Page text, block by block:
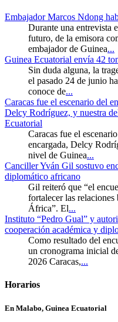
Embajador Marcos Ndong
Durante una entrevista
futuro, de la emisora
embajador de Guinea...
Guinea Ecuatorial envía 42
Sin duda alguna, la
el pasado 24 de junio
conoce de...
Caracas fue el escenario del
Delcy Rodríguez, y nuestra
Ecuatorial
Caracas fue el
encargada, Delcy
nivel de Guinea...
Canciller Yván Gil sostuvo
diplomático africano
Gil reiteró que “el
fortalecer las
África”. El...
Instituto “Pedro Gual” y
cooperación académica y
Como resultado del
un cronograma inicial
2026 Caracas,...
Horarios
En Malabo, Guinea Ecuatorial